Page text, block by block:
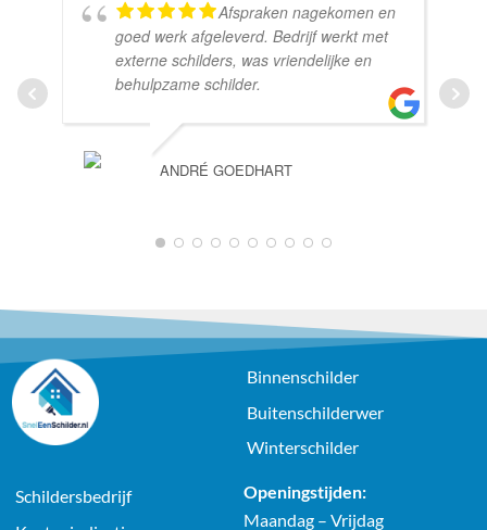
Afspraken nagekomen en
goed werk afgeleverd. Bedrijf werkt met
externe schilders, was vriendelijke en
behulpzame schilder.
ANDRÉ GOEDHART
Binnenschilder
Buitenschilderwer
Winterschilder
Schildersbedrijf
Openingstijden:
Maandag – Vrijdag